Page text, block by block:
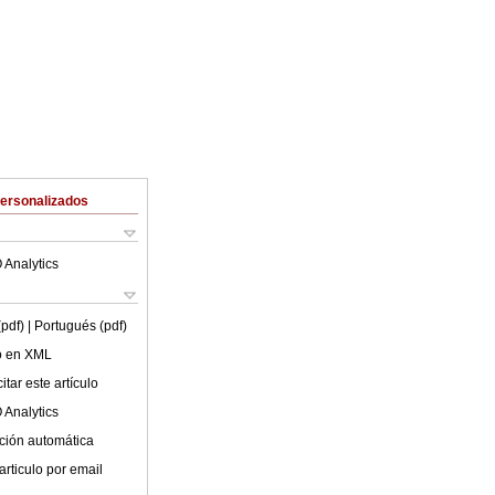
Analytics
| Portugués (pdf)
en XML
este artículo
Analytics
automática
por email